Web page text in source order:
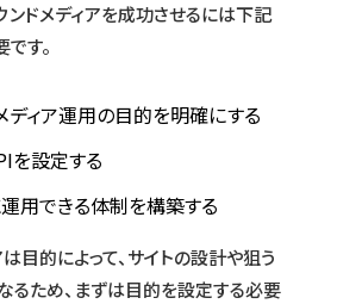
ドメディアを成功させるには下記
す。
ディア運用の目的を明確にする
を設定する
用できる体制を構築する
目的によって、サイトの設計や狙う
るため、まずは目的を設定する必要